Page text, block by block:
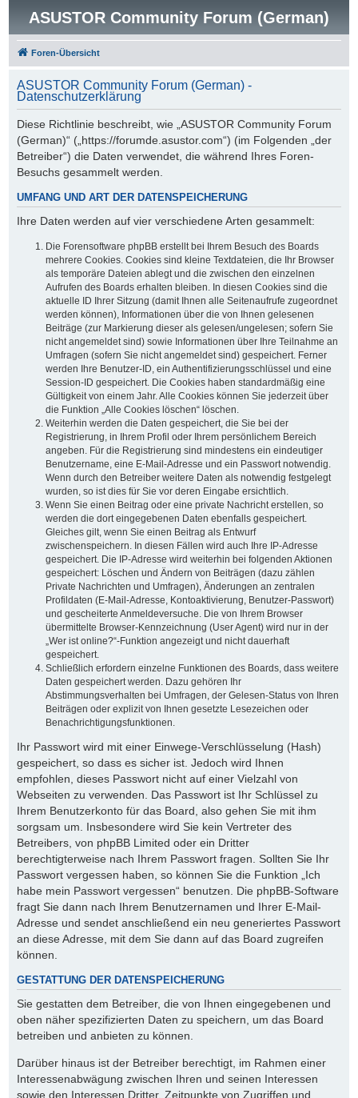
ASUSTOR Community Forum (German)
Foren-Übersicht
ASUSTOR Community Forum (German) -
Datenschutzerklärung
Diese Richtlinie beschreibt, wie „ASUSTOR Community Forum
(German)“ („https://forumde.asustor.com“) (im Folgenden „der
Betreiber“) die Daten verwendet, die während Ihres Foren-
Besuchs gesammelt werden.
UMFANG UND ART DER DATENSPEICHERUNG
Ihre Daten werden auf vier verschiedene Arten gesammelt:
Die Forensoftware phpBB erstellt bei Ihrem Besuch des Boards
mehrere Cookies. Cookies sind kleine Textdateien, die Ihr Browser
als temporäre Dateien ablegt und die zwischen den einzelnen
Aufrufen des Boards erhalten bleiben. In diesen Cookies sind die
aktuelle ID Ihrer Sitzung (damit Ihnen alle Seitenaufrufe zugeordnet
werden können), Informationen über die von Ihnen gelesenen
Beiträge (zur Markierung dieser als gelesen/ungelesen; sofern Sie
nicht angemeldet sind) sowie Informationen über Ihre Teilnahme an
Umfragen (sofern Sie nicht angemeldet sind) gespeichert. Ferner
werden Ihre Benutzer-ID, ein Authentifizierungsschlüssel und eine
Session-ID gespeichert. Die Cookies haben standardmäßig eine
Gültigkeit von einem Jahr. Alle Cookies können Sie jederzeit über
die Funktion „Alle Cookies löschen“ löschen.
Weiterhin werden die Daten gespeichert, die Sie bei der
Registrierung, in Ihrem Profil oder Ihrem persönlichem Bereich
angeben. Für die Registrierung sind mindestens ein eindeutiger
Benutzername, eine E-Mail-Adresse und ein Passwort notwendig.
Wenn durch den Betreiber weitere Daten als notwendig festgelegt
wurden, so ist dies für Sie vor deren Eingabe ersichtlich.
Wenn Sie einen Beitrag oder eine private Nachricht erstellen, so
werden die dort eingegebenen Daten ebenfalls gespeichert.
Gleiches gilt, wenn Sie einen Beitrag als Entwurf
zwischenspeichern. In diesen Fällen wird auch Ihre IP-Adresse
gespeichert. Die IP-Adresse wird weiterhin bei folgenden Aktionen
gespeichert: Löschen und Ändern von Beiträgen (dazu zählen
Private Nachrichten und Umfragen), Änderungen an zentralen
Profildaten (E-Mail-Adresse, Kontoaktivierung, Benutzer-Passwort)
und gescheiterte Anmeldeversuche. Die von Ihrem Browser
übermittelte Browser-Kennzeichnung (User Agent) wird nur in der
„Wer ist online?“-Funktion angezeigt und nicht dauerhaft
gespeichert.
Schließlich erfordern einzelne Funktionen des Boards, dass weitere
Daten gespeichert werden. Dazu gehören Ihr
Abstimmungsverhalten bei Umfragen, der Gelesen-Status von Ihren
Beiträgen oder explizit von Ihnen gesetzte Lesezeichen oder
Benachrichtigungsfunktionen.
Ihr Passwort wird mit einer Einwege-Verschlüsselung (Hash)
gespeichert, so dass es sicher ist. Jedoch wird Ihnen
empfohlen, dieses Passwort nicht auf einer Vielzahl von
Webseiten zu verwenden. Das Passwort ist Ihr Schlüssel zu
Ihrem Benutzerkonto für das Board, also gehen Sie mit ihm
sorgsam um. Insbesondere wird Sie kein Vertreter des
Betreibers, von phpBB Limited oder ein Dritter
berechtigterweise nach Ihrem Passwort fragen. Sollten Sie Ihr
Passwort vergessen haben, so können Sie die Funktion „Ich
habe mein Passwort vergessen“ benutzen. Die phpBB-Software
fragt Sie dann nach Ihrem Benutzernamen und Ihrer E-Mail-
Adresse und sendet anschließend ein neu generiertes Passwort
an diese Adresse, mit dem Sie dann auf das Board zugreifen
können.
GESTATTUNG DER DATENSPEICHERUNG
Sie gestatten dem Betreiber, die von Ihnen eingegebenen und
oben näher spezifizierten Daten zu speichern, um das Board
betreiben und anbieten zu können.
Darüber hinaus ist der Betreiber berechtigt, im Rahmen einer
Interessenabwägung zwischen Ihren und seinen Interessen
sowie den Interessen Dritter, Zeitpunkte von Zugriffen und